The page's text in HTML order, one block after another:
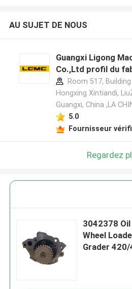
AU SUJET DE NOUS
Guangxi Ligong
Co.,Ltd profil du
Room 517, Building
Hongxing Xintiandi,
Guangxi, China ,LA
5.0
Fournisseur
Regardez
3042378 Oil
Wheel
Grader